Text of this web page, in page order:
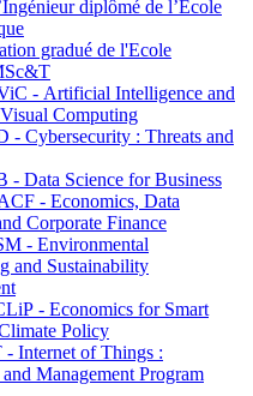
diplômé de l’École
gradué de l'Ecole
- Artificial Intelligence and
Computing
- Cybersecurity : Threats and
- Data Science for Business
- Economics, Data
Corporate Finance
- Environmental
and Sustainability
- Economics for Smart
Policy
Internet of Things :
Management Program